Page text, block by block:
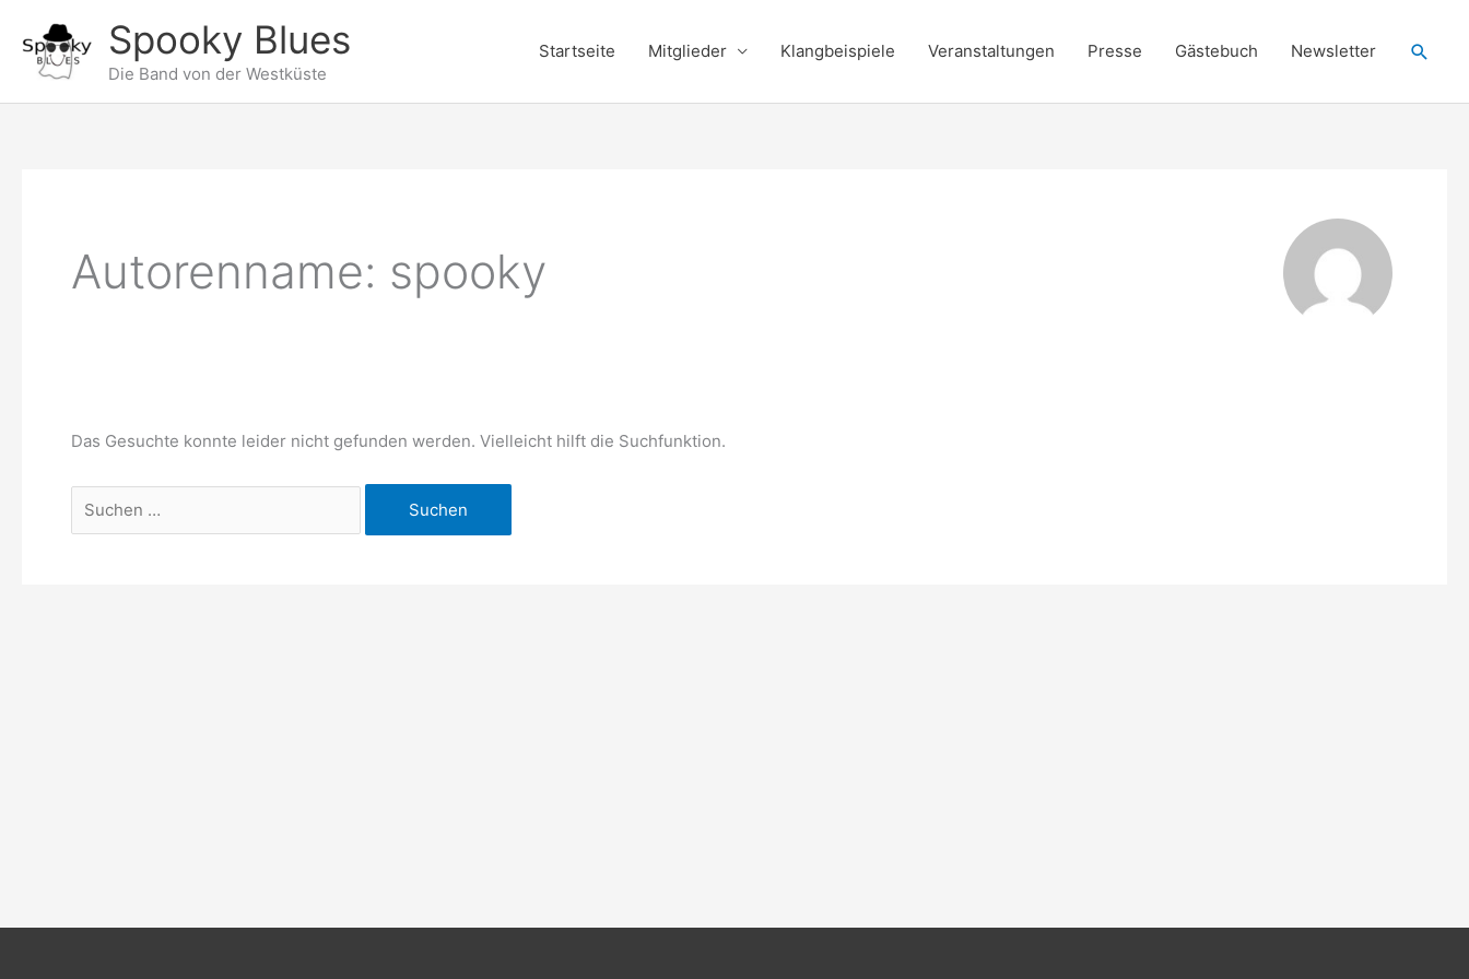
Inhalt
springen
Spooky Blues
Die Band von der Westküste
Startseite Mitglieder Klangbeispiele Veranstaltungen Presse Gästebuch Newsletter
Autorenname: spooky
Das Gesuchte konnte leider nicht gefunden werden. Vielleicht hilft die Suchfunktion.